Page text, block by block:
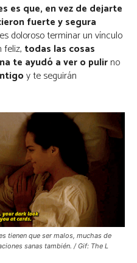
es que, en vez de dejarte
fuerte y segura
doloroso terminar un vínculo
feliz, todas las cosas
te ayudó a ver o pulirno
y te seguirán
tienen que ser malos, muchas de
sanas también. / Gif: The L